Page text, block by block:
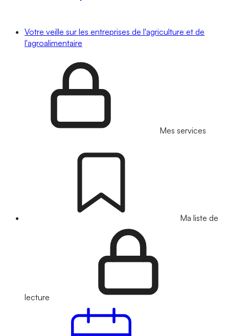
Votre veille sur les entreprises de l'agriculture et de
l'agroalimentaire
Mes services
Ma liste de
lecture